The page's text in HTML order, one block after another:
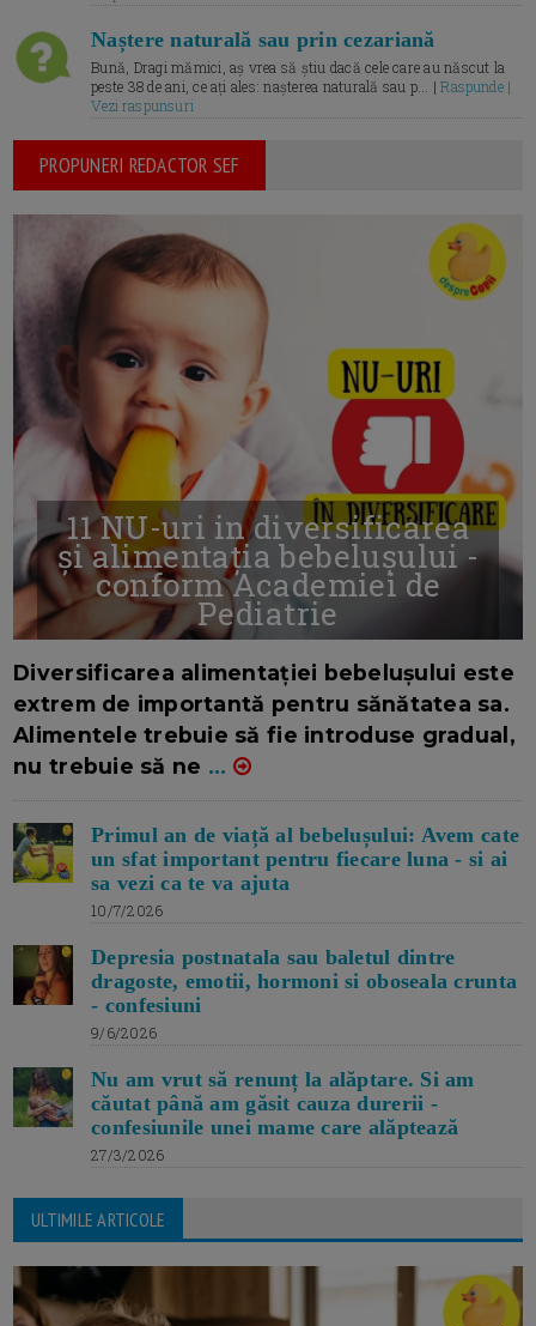
Naștere naturală sau prin cezariană
Bună, Dragi mămici, aș vrea să știu dacă cele care au născut la
peste 38 de ani, ce ați ales: nașterea naturală sau p... |Raspunde |
Vezi raspunsuri
PROPUNERI REDACTOR SEF
11 NU-uri in diversificarea
și alimentația bebelușului -
conform Academiei de
Pediatrie
Diversificarea alimentației bebelușului este
extrem de importantă pentru sănătatea sa.
Alimentele trebuie să fie introduse gradual,
nu trebuie să ne ...
Primul an de viață al bebelușului: Avem cate
un sfat important pentru fiecare luna - si ai
sa vezi ca te va ajuta
10/7/2026
Depresia postnatala sau baletul dintre
dragoste, emotii, hormoni si oboseala crunta
- confesiuni
9/6/2026
Nu am vrut să renunț la alăptare. Si am
căutat până am găsit cauza durerii -
confesiunile unei mame care alăptează
27/3/2026
ULTIMILE ARTICOLE